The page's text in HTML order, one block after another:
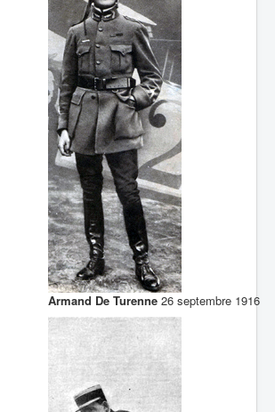
Armand De Turenne 26 septembre 1916